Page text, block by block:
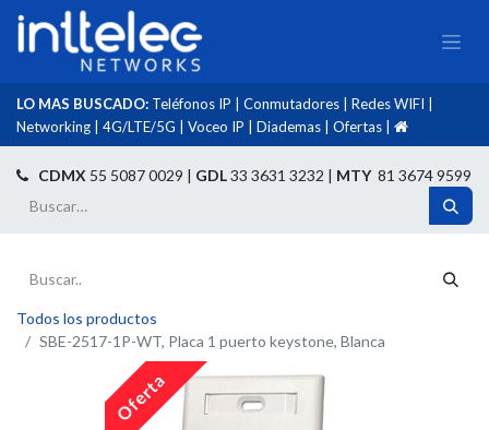
LO MAS BUSCADO: Teléfonos IP Conmutadores Redes WIFI
Networking
4G/LTE/5G Voceo IP Diademas Ofertas
CDMX 55 5087 0029 | GDL33 3631 3232 | MTY81 3674 9599
Todos los productos
SBE-2517-1P-WT, Placa 1 puerto keystone, Blanca
Oferta